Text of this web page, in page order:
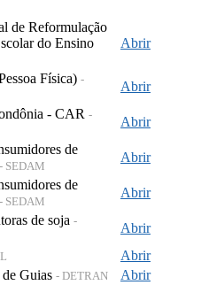
de Reformulação
do Ensino
Abrir
Física) -
Abrir
- CAR -
Abrir
de
- SEDAM
Abrir
de
- SEDAM
Abrir
de soja -
Abrir
Abrir
Guias - DETRAN
Abrir